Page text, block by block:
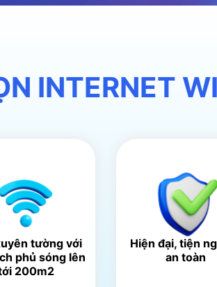
INTERNET
tường với
phủ sóng lên
200m2
Hiện đại, tiện
an toàn